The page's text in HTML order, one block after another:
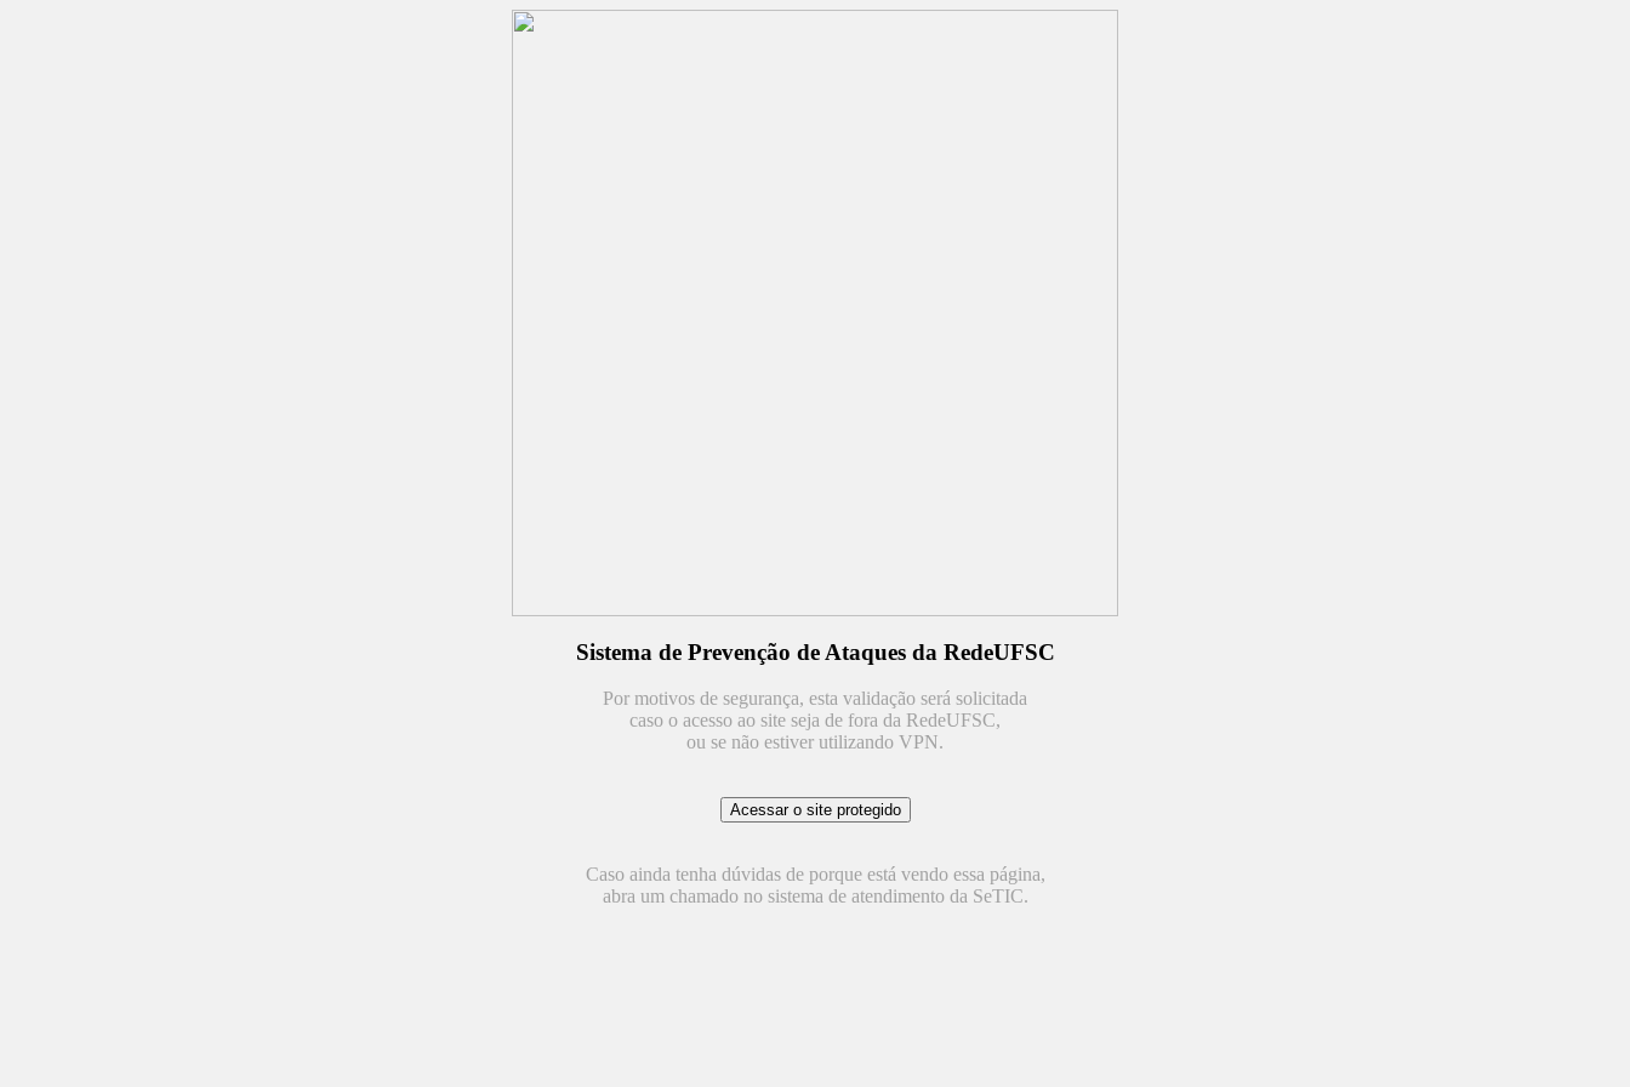
Sistema de Prevenção de Ataques da RedeUFSC
Por motivos de segurança, esta validação será solicitada
caso o acesso ao site seja de fora da RedeUFSC,
ou se não estiver utilizando VPN.
Caso ainda tenha dúvidas de porque está vendo essa página,
abra um chamado no sistema de atendimento da SeTIC.